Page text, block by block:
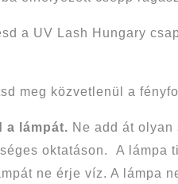
a UV Lash Hungary
meg közvetlenül a
a lámpát. Ne add át
oktatáson. A lámpa
ne érje víz. A lámpa